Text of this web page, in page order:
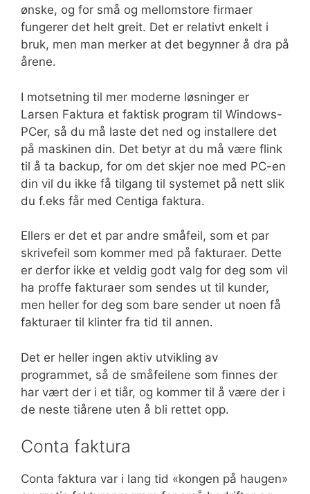
ønske, og for små og mellomstore firmaer
fungerer det helt greit. Det er relativt enkelt i
bruk, men man merker at det begynner å dra på
årene.
I motsetning til mer moderne løsninger er
Larsen Faktura et faktisk program til Windows-
PCer, så du må laste det ned og installere det
på maskinen din. Det betyr at du må være flink
til å ta backup, for om det skjer noe med PC-en
din vil du ikke få tilgang til systemet på nett slik
du f.eks får med Centiga faktura.
Ellers er det et par andre småfeil, som et par
skrivefeil som kommer med på fakturaer. Dette
er derfor ikke et veldig godt valg for deg som vil
ha proffe fakturaer som sendes ut til kunder,
men heller for deg som bare sender ut noen få
fakturaer til klinter fra tid til annen.
Det er heller ingen aktiv utvikling av
programmet, så de småfeilene som finnes der
har vært der i et tiår, og kommer til å være der i
de neste tiårene uten å bli rettet opp.
Conta faktura
Conta faktura var i lang tid «kongen på haugen»